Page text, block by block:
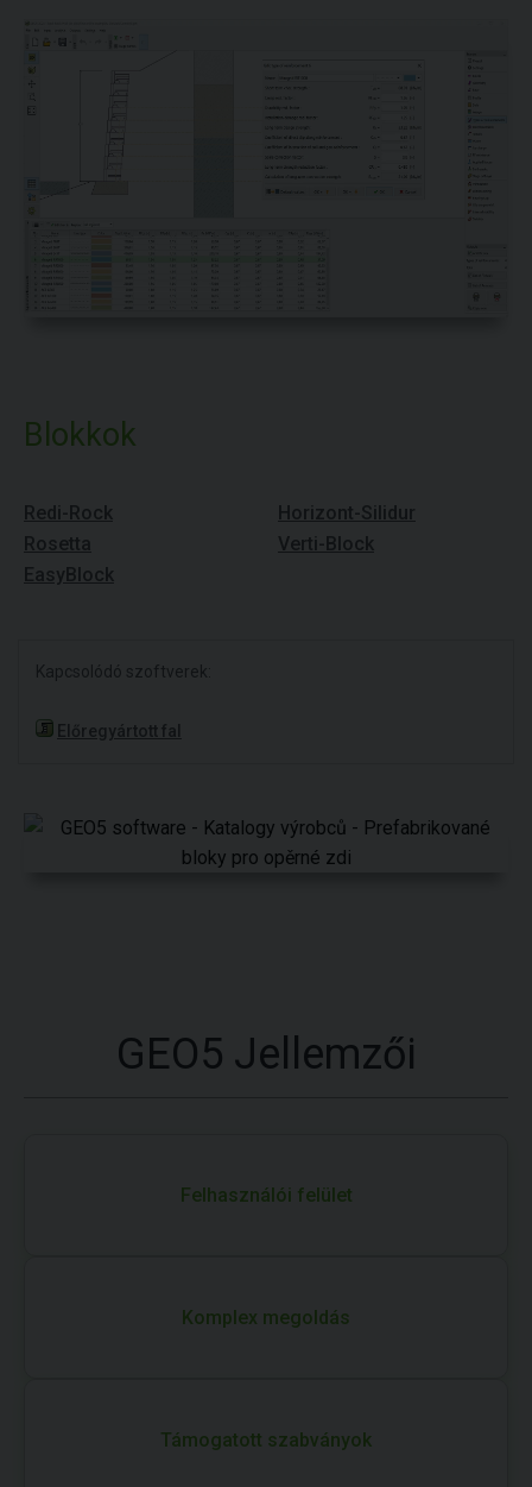
Blokkok
Redi-Rock
Rosetta
EasyBlock
Horizont-Silidur
Verti-Block
Kapcsolódó szoftverek:
Előregyártott fal
GEO5 Jellemzői
Felhasználói felület
Komplex megoldás
Támogatott szabványok